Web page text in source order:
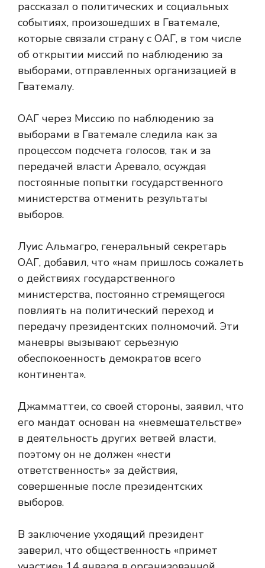
рассказал о политических и социальных
событиях, произошедших в Гватемале,
которые связали страну с ОАГ, в том числе
об открытии миссий по наблюдению за
выборами, отправленных организацией в
Гватемалу.
ОАГ через Миссию по наблюдению за
выборами в Гватемале следила как за
процессом подсчета голосов, так и за
передачей власти Аревало, осуждая
постоянные попытки государственного
министерства отменить результаты
выборов.
Луис Альмагро, генеральный секретарь
ОАГ, добавил, что «нам пришлось сожалеть
о действиях государственного
министерства, постоянно стремящегося
повлиять на политический переход и
передачу президентских полномочий. Эти
маневры вызывают серьезную
обеспокоенность демократов всего
континента».
Джамматтеи, со своей стороны, заявил, что
его мандат основан на «невмешательстве»
в деятельность других ветвей власти,
поэтому он не должен «нести
ответственность» за действия,
совершенные после президентских
выборов.
В заключение уходящий президент
заверил, что общественность «примет